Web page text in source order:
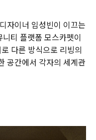
자이너 임성빈이 이끄는
티 플랫폼 모스카펫이
다른 방식으로 리빙의
공간에서 각자의 세계관